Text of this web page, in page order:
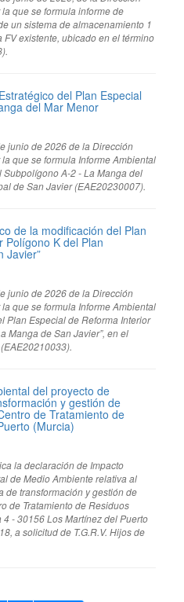
que se formula informe de
un sistema de almacenamiento 1
existente, ubicado en el término
del Plan Especial
del Mar Menor
junio de 2026 de la Dirección
que se formula Informe Ambiental
A-2 - La Manga del
de San Javier (EAE20230007).
de la modificación del Plan
Polígono K del Plan
Javier”
junio de 2026 de la Dirección
que se formula Informe Ambiental
Plan Especial de Reforma Interior
Manga de San Javier”, en el
del proyecto de
y gestión de
de Tratamiento de
(Murcia)
la declaración de Impacto
de Medio Ambiente relativa al
de transformación y gestión de
de Tratamiento de Residuos
- 30156 Los Martínez del Puerto
a solicitud de T.G.R.V. Hijos de